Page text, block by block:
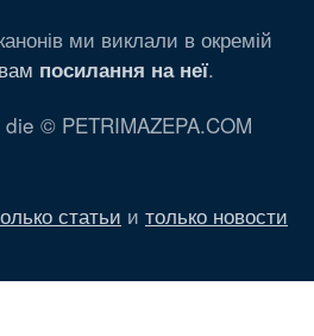
ми виклали в окремій
посилання на неї.
© PETRIMAZEPA.COM
статьи и только новости